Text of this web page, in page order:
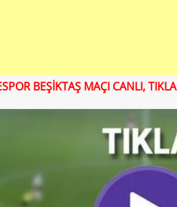
BEŞİKTAŞ MAÇI CANLI, TIKLA